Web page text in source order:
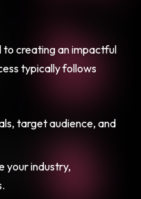
to creating an impactful
typically follows
target audience, and
your industry,